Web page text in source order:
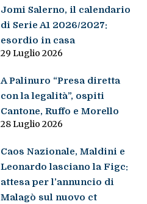
Jomi Salerno, il calendario
di Serie A1 2026/2027:
esordio in casa
29 Luglio 2026
A Palinuro “Presa diretta
con la legalità”, ospiti
Cantone, Ruffo e Morello
28 Luglio 2026
Caos Nazionale, Maldini e
Leonardo lasciano la Figc:
attesa per l’annuncio di
Malagò sul nuovo ct